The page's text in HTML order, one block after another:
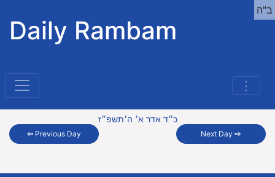
Daily Rambam
⋮
ב"ה
⇦ Previous Day
כ״ד אדר א׳ ה׳תשפ״ז
Next Day⇨